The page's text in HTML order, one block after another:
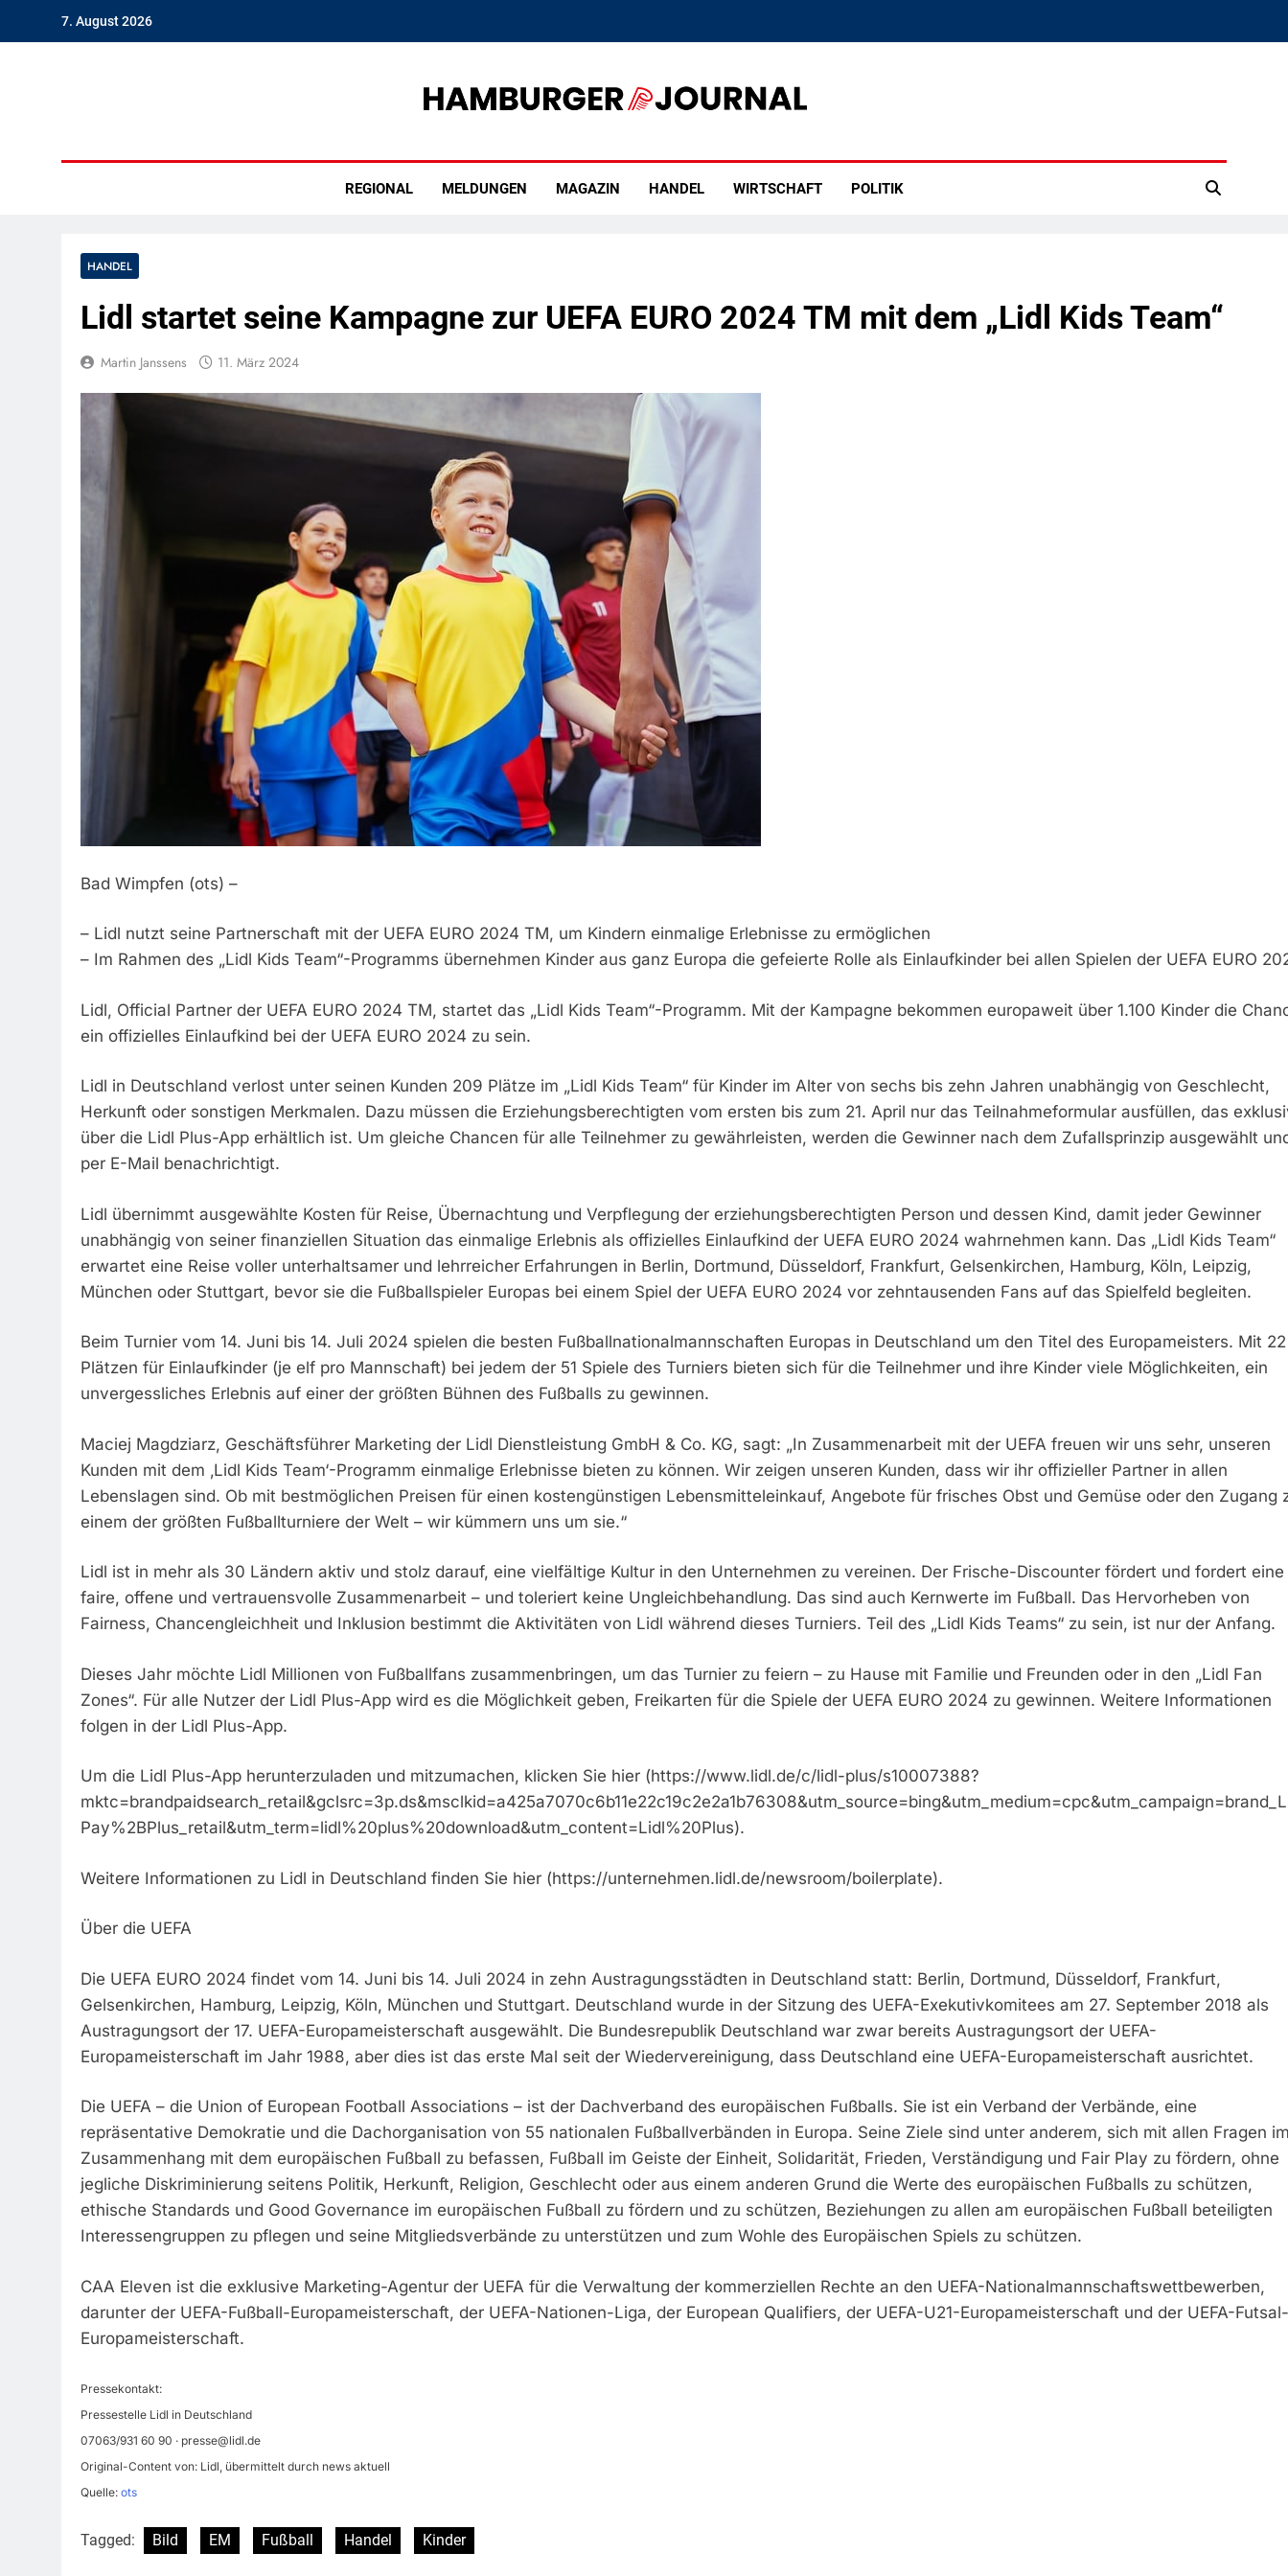
7. August 2026
REGIONAL MELDUNGEN MAGAZIN HANDEL WIRTSCHAFT POLITIK
HANDEL
Lidl startet seine Kampagne zur UEFA EURO 2024 TM mit dem „Lidl Kids Team“
Martin Janssens 11. März 2024
Bad Wimpfen (ots) –
– Lidl nutzt seine Partnerschaft mit der UEFA EURO 2024 TM, um Kindern einmalige Erlebnisse zu ermöglichen
– Im Rahmen des „Lidl Kids Team“-Programms übernehmen Kinder aus ganz Europa die gefeierte Rolle als Einlaufkinder bei allen Spielen der UEFA EURO
Lidl, Official Partner der UEFA EURO 2024 TM, startet das „Lidl Kids Team“-Programm. Mit der Kampagne bekommen europaweit über 1.100 Kinder die
ein offizielles Einlaufkind bei der UEFA EURO 2024 zu sein.
Lidl in Deutschland verlost unter seinen Kunden 209 Plätze im „Lidl Kids Team“ für Kinder im Alter von sechs bis zehn Jahren unabhängig von Geschlecht,
Herkunft oder sonstigen Merkmalen. Dazu müssen die Erziehungsberechtigten vom ersten bis zum 21. April nur das Teilnahmeformular ausfüllen, das
über die Lidl Plus-App erhältlich ist. Um gleiche Chancen für alle Teilnehmer zu gewährleisten, werden die Gewinner nach dem Zufallsprinzip ausgewählt
per E-Mail benachrichtigt.
Lidl übernimmt ausgewählte Kosten für Reise, Übernachtung und Verpflegung der erziehungsberechtigten Person und dessen Kind, damit jeder Gewinner
unabhängig von seiner finanziellen Situation das einmalige Erlebnis als offizielles Einlaufkind der UEFA EURO 2024 wahrnehmen kann. Das „Lidl Kids Team“
erwartet eine Reise voller unterhaltsamer und lehrreicher Erfahrungen in Berlin, Dortmund, Düsseldorf, Frankfurt, Gelsenkirchen, Hamburg, Köln, Leipzig,
München oder Stuttgart, bevor sie die Fußballspieler Europas bei einem Spiel der UEFA EURO 2024 vor zehntausenden Fans auf das Spielfeld begleiten.
Beim Turnier vom 14. Juni bis 14. Juli 2024 spielen die besten Fußballnationalmannschaften Europas in Deutschland um den Titel des Europameisters. Mit 22
Plätzen für Einlaufkinder (je elf pro Mannschaft) bei jedem der 51 Spiele des Turniers bieten sich für die Teilnehmer und ihre Kinder viele Möglichkeiten, ein
unvergessliches Erlebnis auf einer der größten Bühnen des Fußballs zu gewinnen.
Maciej Magdziarz, Geschäftsführer Marketing der Lidl Dienstleistung GmbH & Co. KG, sagt: „In Zusammenarbeit mit der UEFA freuen wir uns sehr, unseren
Kunden mit dem ‚Lidl Kids Team‘-Programm einmalige Erlebnisse bieten zu können. Wir zeigen unseren Kunden, dass wir ihr offizieller Partner in allen
Lebenslagen sind. Ob mit bestmöglichen Preisen für einen kostengünstigen Lebensmitteleinkauf, Angebote für frisches Obst und Gemüse oder den Zugang
einem der größten Fußballturniere der Welt – wir kümmern uns um sie.“
Lidl ist in mehr als 30 Ländern aktiv und stolz darauf, eine vielfältige Kultur in den Unternehmen zu vereinen. Der Frische-Discounter fördert und fordert eine
faire, offene und vertrauensvolle Zusammenarbeit – und toleriert keine Ungleichbehandlung. Das sind auch Kernwerte im Fußball. Das Hervorheben von
Fairness, Chancengleichheit und Inklusion bestimmt die Aktivitäten von Lidl während dieses Turniers. Teil des „Lidl Kids Teams“ zu sein, ist nur der Anfang.
Dieses Jahr möchte Lidl Millionen von Fußballfans zusammenbringen, um das Turnier zu feiern – zu Hause mit Familie und Freunden oder in den „Lidl Fan
Zones“. Für alle Nutzer der Lidl Plus-App wird es die Möglichkeit geben, Freikarten für die Spiele der UEFA EURO 2024 zu gewinnen. Weitere Informationen
folgen in der Lidl Plus-App.
Um die Lidl Plus-App herunterzuladen und mitzumachen, klicken Sie hier (https://www.lidl.de/c/lidl-plus/s10007388?
Pay%2BPlus_retail&utm_term=lidl%20plus%20download&utm_content=Lidl%20Plus).
Weitere Informationen zu Lidl in Deutschland finden Sie hier (https://unternehmen.lidl.de/newsroom/boilerplate).
Über die UEFA
Die UEFA EURO 2024 findet vom 14. Juni bis 14. Juli 2024 in zehn Austragungsstädten in Deutschland statt: Berlin, Dortmund, Düsseldorf, Frankfurt,
Gelsenkirchen, Hamburg, Leipzig, Köln, München und Stuttgart. Deutschland wurde in der Sitzung des UEFA-Exekutivkomitees am 27. September 2018 als
Austragungsort der 17. UEFA-Europameisterschaft ausgewählt. Die Bundesrepublik Deutschland war zwar bereits Austragungsort der UEFA-
Europameisterschaft im Jahr 1988, aber dies ist das erste Mal seit der Wiedervereinigung, dass Deutschland eine UEFA-Europameisterschaft ausrichtet.
Die UEFA – die Union of European Football Associations – ist der Dachverband des europäischen Fußballs. Sie ist ein Verband der Verbände, eine
repräsentative Demokratie und die Dachorganisation von 55 nationalen Fußballverbänden in Europa. Seine Ziele sind unter anderem, sich mit allen Fragen
Zusammenhang mit dem europäischen Fußball zu befassen, Fußball im Geiste der Einheit, Solidarität, Frieden, Verständigung und Fair Play zu fördern, ohne
jegliche Diskriminierung seitens Politik, Herkunft, Religion, Geschlecht oder aus einem anderen Grund die Werte des europäischen Fußballs zu schützen,
ethische Standards und Good Governance im europäischen Fußball zu fördern und zu schützen, Beziehungen zu allen am europäischen Fußball beteiligten
Interessengruppen zu pflegen und seine Mitgliedsverbände zu unterstützen und zum Wohle des Europäischen Spiels zu schützen.
CAA Eleven ist die exklusive Marketing-Agentur der UEFA für die Verwaltung der kommerziellen Rechte an den UEFA-Nationalmannschaftswettbewerben,
darunter der UEFA-Fußball-Europameisterschaft, der UEFA-Nationen-Liga, der European Qualifiers, der UEFA-U21-Europameisterschaft und der UEFA-Futsal-
Europameisterschaft.
Pressekontakt:
Pressestelle Lidl in Deutschland
07063/931 60 90 · presse@lidl.de
Original-Content von: Lidl, übermittelt durch news aktuell
Quelle: ots
Tagged: Bild EM Fußball Handel Kinder